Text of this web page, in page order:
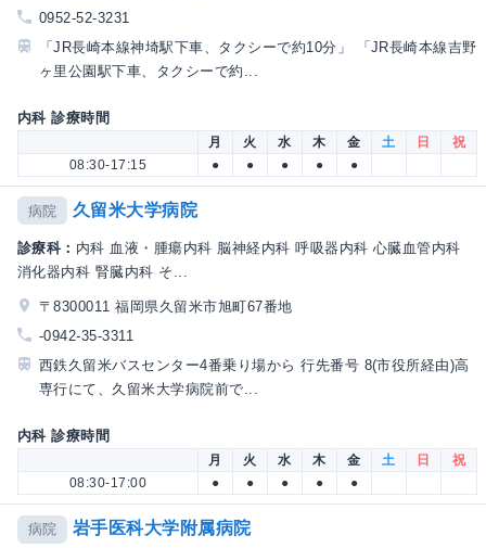
0952-52-3231
「JR長崎本線神埼駅下車、タクシーで約10分」 「JR長崎本線吉野
ヶ里公園駅下車、タクシーで約...
内科 診療時間
月 火 水 木 金 土 日
祝
08:30-17:15
● ● ● ● ●
病院 久留米大学病院
診療科： 内科 血液・腫瘍内科 脳神経内科 呼吸器内科 心臓血管内科
消化器内科 腎臓内科 そ...
〒8300011 福岡県久留米市旭町67番地
-0942-35-3311
西鉄久留米バスセンター4番乗り場から 行先番号 8(市役所経由)高
専行にて、久留米大学病院前で...
内科 診療時間
月 火 水 木 金 土 日
祝
08:30-17:00
● ● ● ● ●
病院 岩手医科大学附属病院